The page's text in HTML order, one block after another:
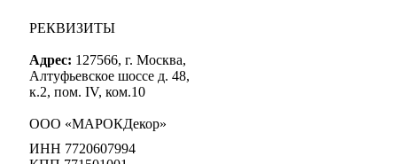
РЕКВИЗИТЫ
Адрес: 127566, г. Москва,
Алтуфьевское шоссе д. 48,
к.2, пом. IV, ком.10
ООО «МАРОКДекор»
ИНН 7720607994